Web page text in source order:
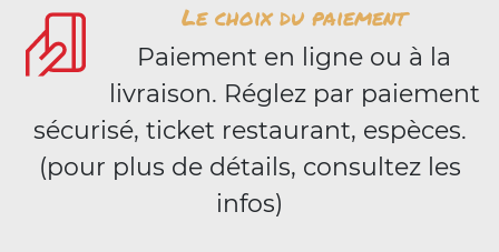
Le choix du paiement
Paiement en ligne ou à la
livraison. Réglez par paiement
sécurisé, ticket restaurant, espèces.
(pour plus de détails, consultez les
infos)